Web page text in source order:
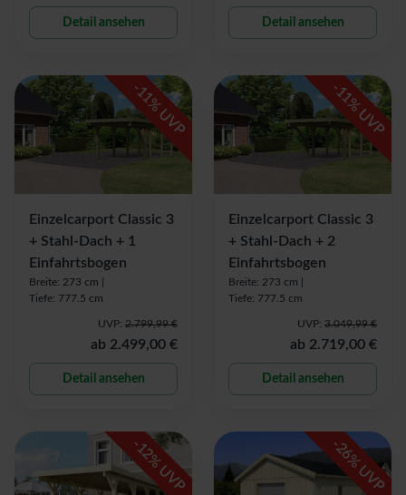
Detail ansehen Detail ansehen
-
11
% UVP
Einzelcarport Classic 3
+ Stahl-Dach + 1
Einfahrtsbogen
Breite: 273 cm |
Tiefe: 777.5 cm
UVP: 2.799,99 €
ab 2.499,00 €
Detail ansehen
-
11
% UVP
Einzelcarport Classic 3
+ Stahl-Dach + 2
Einfahrtsbogen
Breite: 273 cm |
Tiefe: 777.5 cm
UVP: 3.049,99 €
ab 2.719,00 €
Detail ansehen
-
12
% UVP
-
26
% UVP